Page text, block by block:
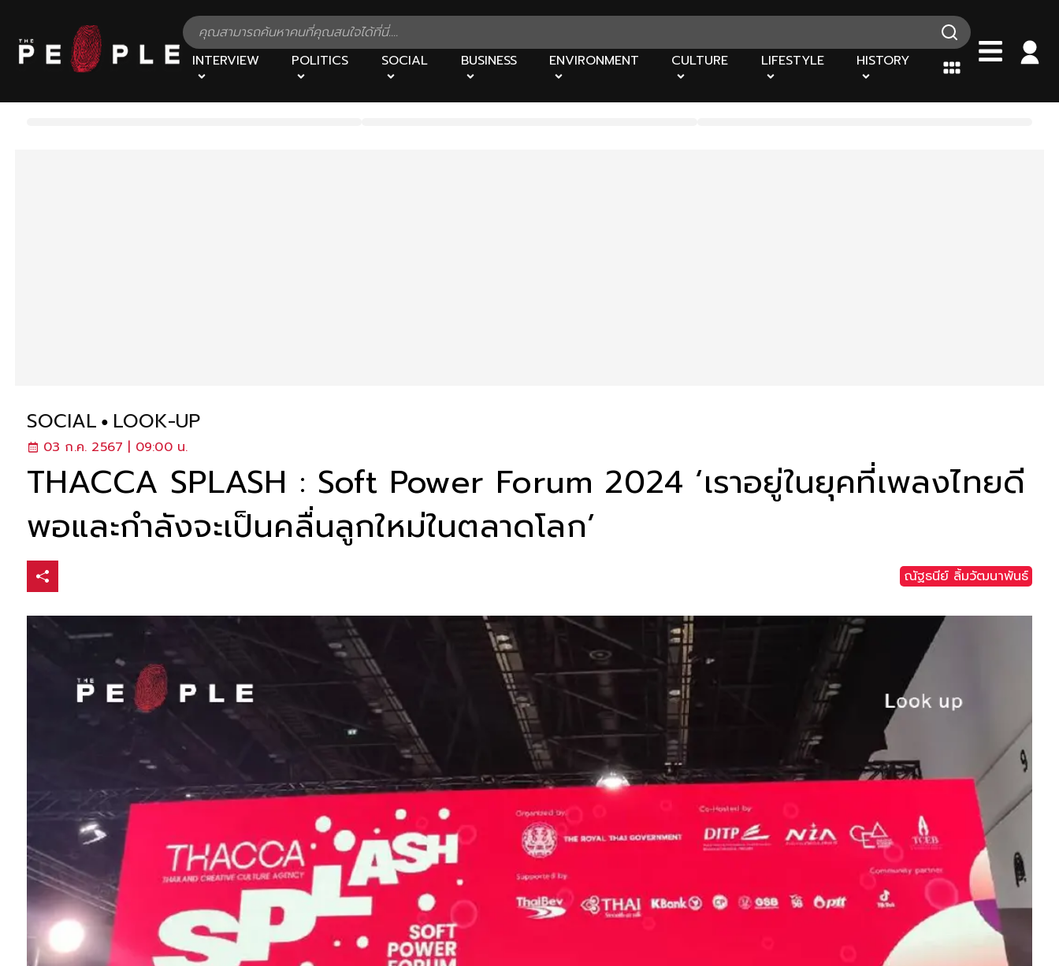
INTERVIEW POLITICS SOCIAL BUSINESS ENVIRONMENT CULTURE LIFESTYLE HISTORY
SOCIAL LOOK-UP
03 ก.ค. 2567 | 09:00 น.
THACCA SPLASH : Soft Power Forum 2024 ‘เราอยู่ในยุคที่เพลงไทยดี
พอและกำลังจะเป็นคลื่นลูกใหม่ในตลาดโลก’
ณัฐธนีย์ ลิ้มวัฒนาพันธ์